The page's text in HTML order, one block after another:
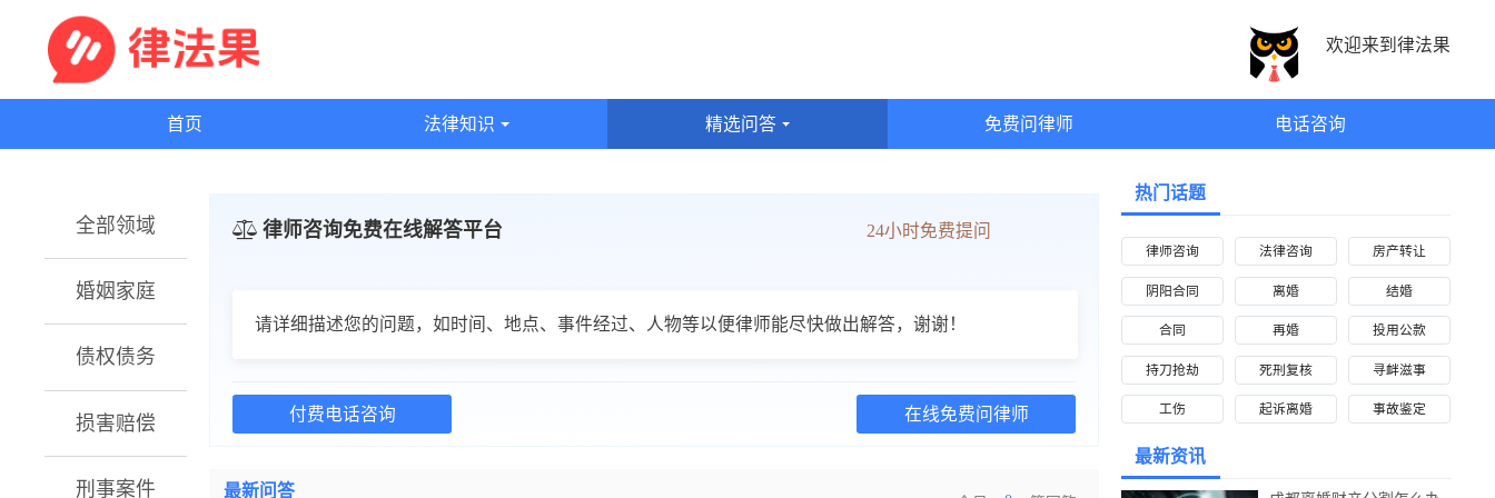
欢迎来到律法果
首页 法律知识 精选问答 免费问律师 电话咨询
全部领域
婚姻家庭
债权债务
损害赔偿
律师咨询免费在线解答平台 24小时免费提问
请详细描述您的问题，如时间、地点、事件经过、人物等以便律师能尽快做出解答，谢谢！
付费电话咨询 在线免费问律师
热门话题
律师咨询 法律咨询 房产转让
阴阳合同 离婚 结婚
合同 再婚 投用公款
持刀抢劫 死刑复核 寻衅滋事
工伤 起诉离婚 事故鉴定
最新资讯